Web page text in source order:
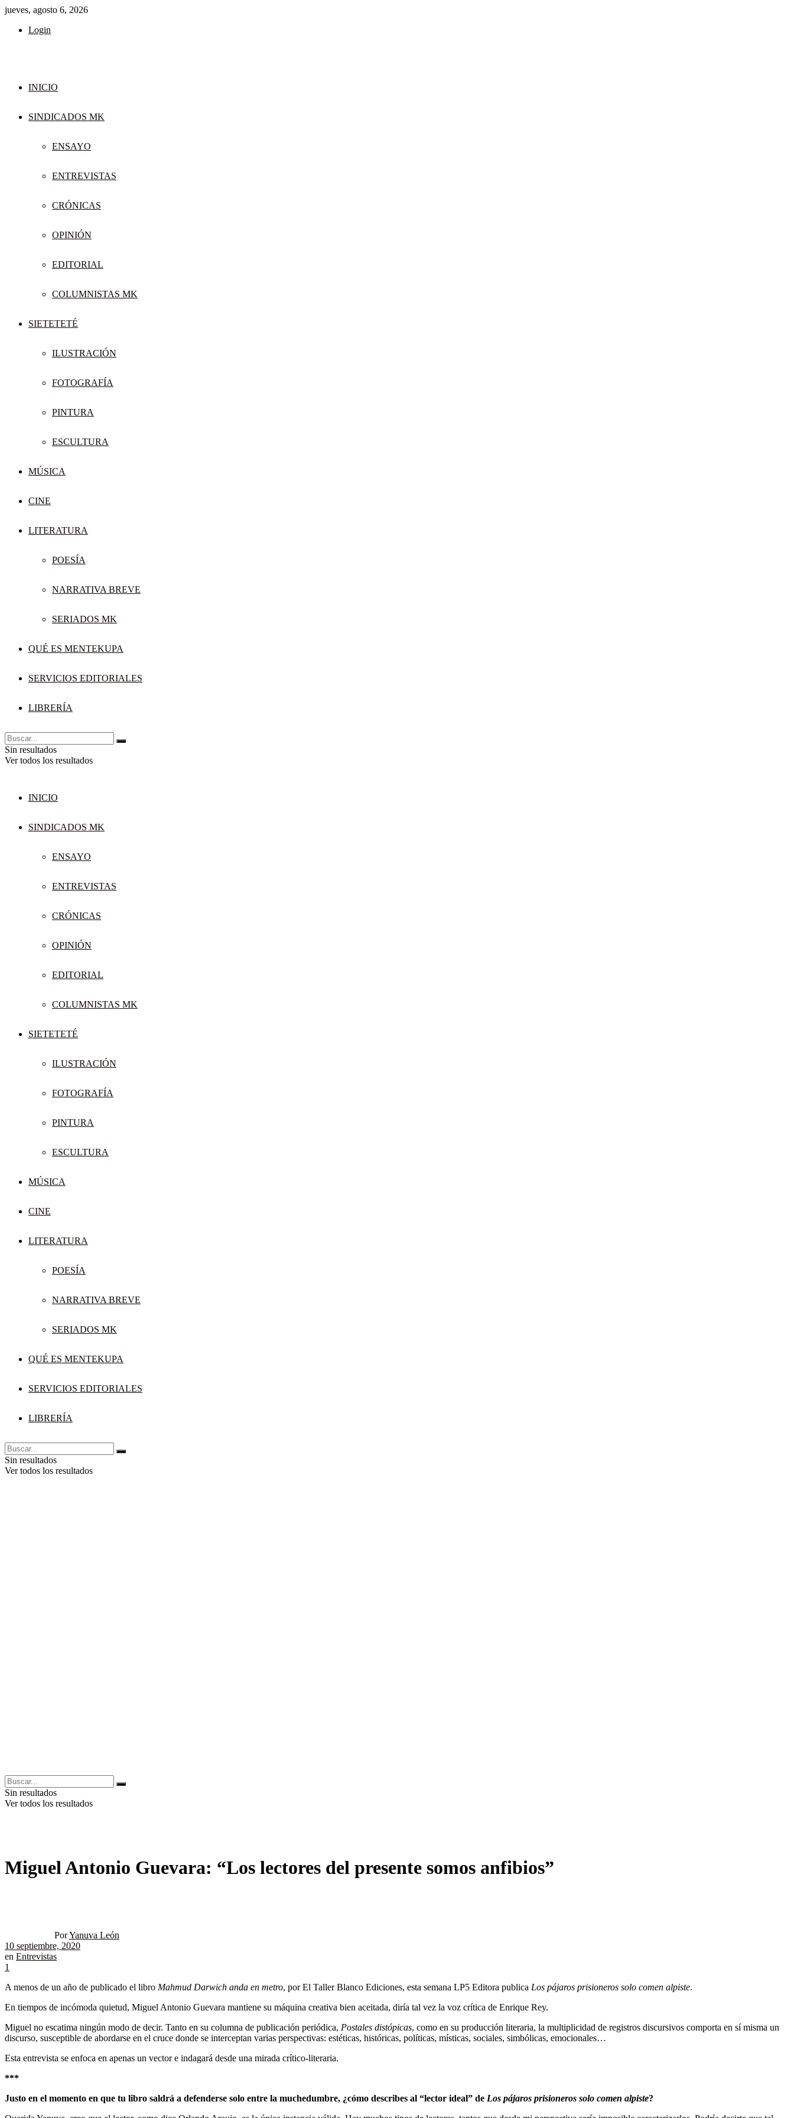
jueves, agosto 6, 2026
Login
INICIO
SINDICADOS MK
ENSAYO
ENTREVISTAS
CRÓNICAS
OPINIÓN
EDITORIAL
COLUMNISTAS MK
SIETETETÉ
ILUSTRACIÓN
FOTOGRAFÍA
PINTURA
ESCULTURA
MÚSICA
CINE
LITERATURA
POESÍA
NARRATIVA BREVE
SERIADOS MK
QUÉ ES MENTEKUPA
SERVICIOS EDITORIALES
LIBRERÍA
Sin resultados
Ver todos los resultados
INICIO
SINDICADOS MK
ENSAYO
ENTREVISTAS
CRÓNICAS
OPINIÓN
EDITORIAL
COLUMNISTAS MK
SIETETETÉ
ILUSTRACIÓN
FOTOGRAFÍA
PINTURA
ESCULTURA
MÚSICA
CINE
LITERATURA
POESÍA
NARRATIVA BREVE
SERIADOS MK
QUÉ ES MENTEKUPA
SERVICIOS EDITORIALES
LIBRERÍA
Sin resultados
Ver todos los resultados
Sin resultados
Ver todos los resultados
Miguel Antonio Guevara: “Los lectores del presente somos anfibios”
PorYanuva León
10 septiembre, 2020
en Entrevistas
1
A menos de un año de publicado el libro Mahmud Darwich anda en metro, por El Taller Blanco Ediciones, esta semana LP5 Editora publica Los pájaros prisioneros solo comen alpiste.
En tiempos de incómoda quietud, Miguel Antonio Guevara mantiene su máquina creativa bien aceitada, diría tal vez la voz crítica de Enrique Rey.
Miguel no escatima ningún modo de decir. Tanto en su columna de publicación periódica, Postales distópicas, como en su producción literaria, la multiplicidad de registros discursivos comporta en sí misma un
discurso, susceptible de abordarse en el cruce donde se interceptan varias perspectivas: estéticas, históricas, políticas, místicas, sociales, simbólicas, emocionales…
Esta entrevista se enfoca en apenas un vector e indagará desde una mirada crítico-literaria.
***
Justo en el momento en que tu libro saldrá a defenderse solo entre la muchedumbre, ¿cómo describes al “lector ideal” de Los pájaros prisioneros solo comen alpiste?